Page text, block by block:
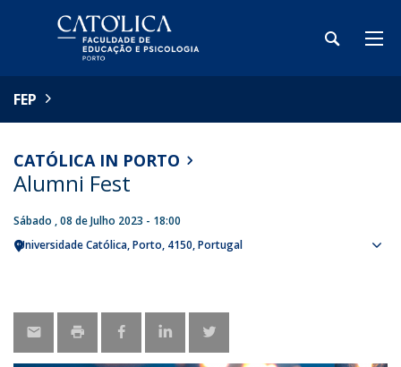
FEP
CATÓLICA IN PORTO
Alumni Fest
Sábado , 08 de Julho 2023 - 18:00
Universidade Católica Porto 4150 Portugal